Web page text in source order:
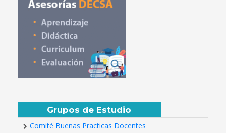
Grupos de Estudio
Comité Buenas Practicas Docentes